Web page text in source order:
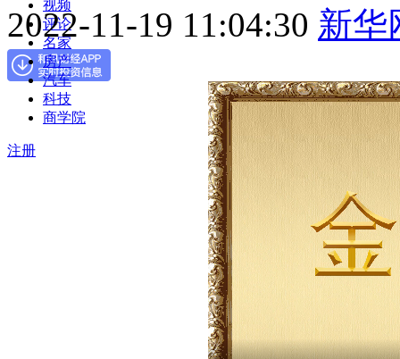
视频
评论
名家
房产
汽车
科技
商学院
注册
2022-11-19 11:04:30 新华